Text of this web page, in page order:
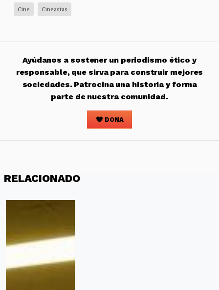
Cine Cineastas
Ayúdanos a sostener un periodismo ético y
responsable, que sirva para construir mejores
sociedades. Patrocina una historia y forma
parte de nuestra comunidad.
DONA
RELACIONADO